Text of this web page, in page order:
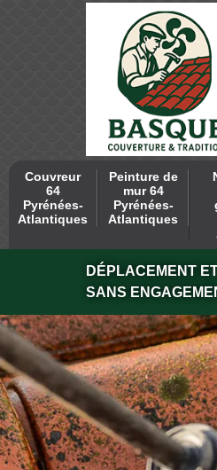
Couvreur
64
Pyrénées-
Atlantiques
Peinture de
mur 64
Pyrénées-
Atlantiques
DÉPLACEMENT
SANS